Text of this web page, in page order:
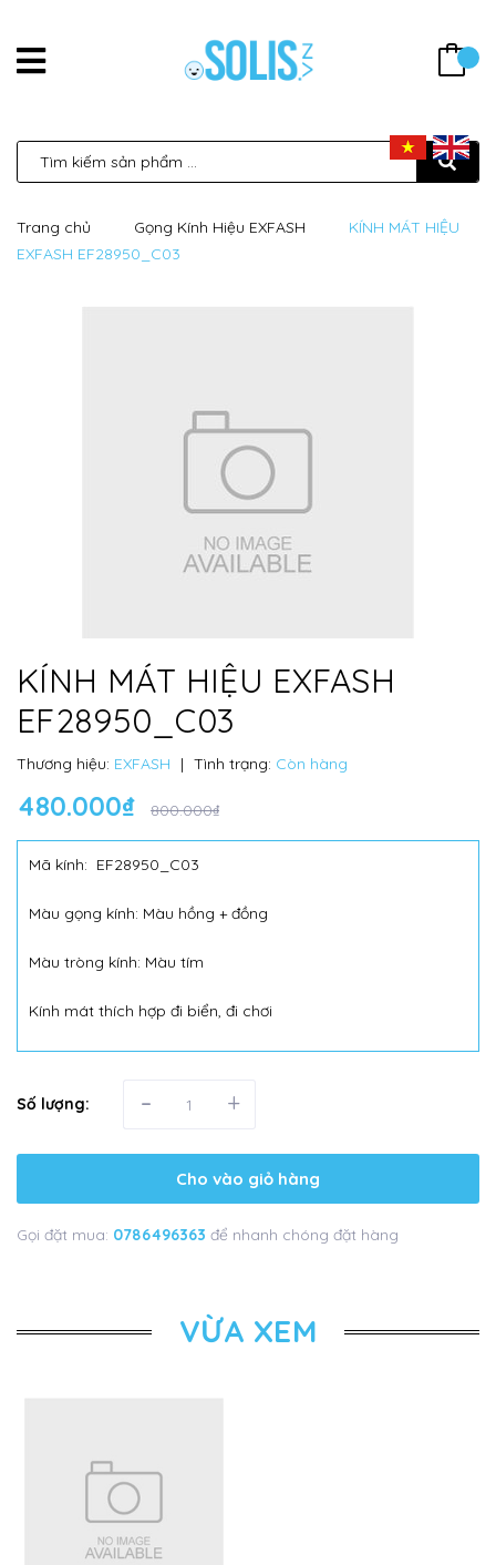
Trang chủ Gọng Kính Hiệu EXFASH
KÍNH MÁT HIỆU
EXFASH EF28950_C03
KÍNH MÁT HIỆU EXFASH
EF28950_C03
Thương hiệu: EXFASH | Tình trạng: Còn hàng
480.000₫ 800.000₫
Mã kính: EF28950_C03
Màu gọng kính: Màu hồng + đồng
Màu tròng kính: Màu tím
Kính mát thích hợp đi biển, đi chơi
Số lượng: - +
Cho vào giỏ hàng
Gọi đặt mua: 0786496363 để nhanh chóng đặt hàng
VỪA XEM